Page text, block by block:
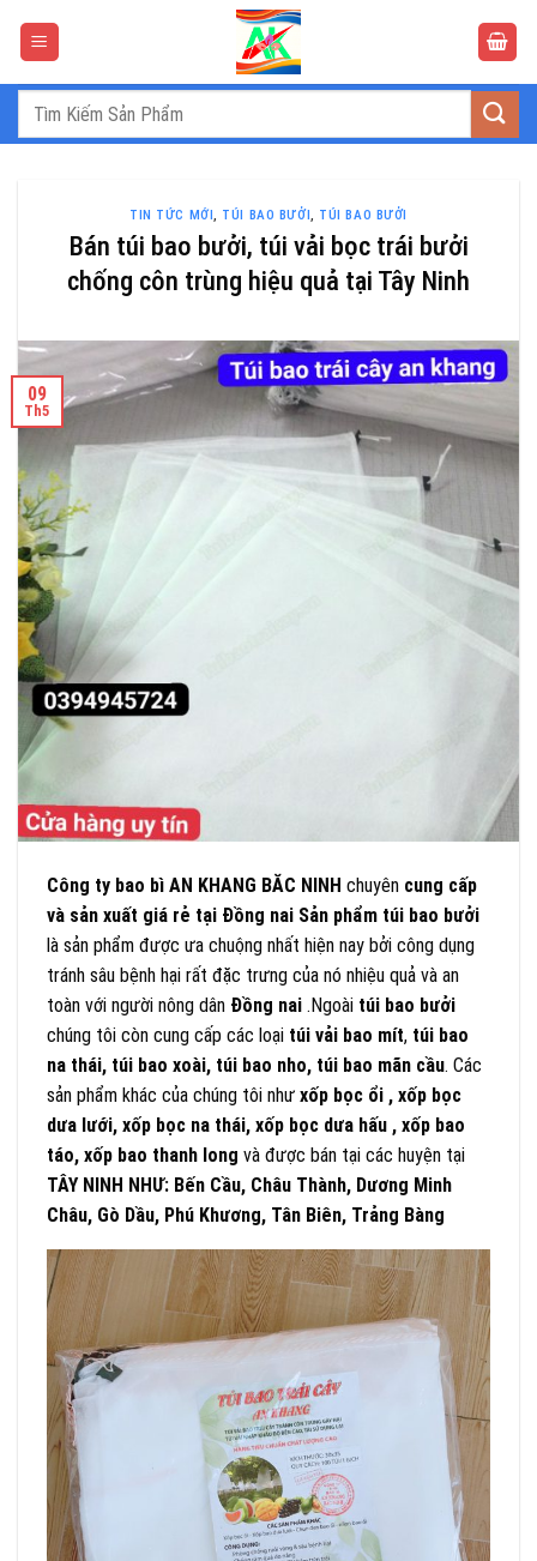
Tìm
TIN TỨC MỚI, TÚI BAO BƯỞI, TÚI BAO BƯỞI
Bán túi bao bưởi, túi vải bọc trái bưởi
chống côn trùng hiệu quả tại Tây Ninh
09
Th5
Công ty bao bì AN KHANG BĂC NINH chuyên cung cấp
và sản xuất giá rẻ tại Đồng nai Sản phẩm túi bao bưởi
là sản phẩm được ưa chuộng nhất hiện nay bởi công dụng
tránh sâu bệnh hại rất đặc trưng của nó nhiệu quả và an
toàn với người nông dân Đồng nai .Ngoài túi bao bưởi
chúng tôi còn cung cấp các loại túi vải bao mít, túi bao
na thái, túi bao xoài, túi bao nho, túi bao mãn cầu. Các
sản phẩm khác của chúng tôi như xốp bọc ổi , xốp bọc
dưa lưới, xốp bọc na thái, xốp bọc dưa hấu , xốp bao
táo, xốp bao thanh long và được bán tại các huyện tại
TÂY NINH NHƯ: Bến Cầu, Châu Thành, Dương Minh
Châu, Gò Dầu, Phú Khương, Tân Biên, Trảng Bàng